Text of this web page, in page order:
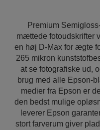
Premium
mættede fotoudskrifter
en høj D-Max for ægte
265 mikron
at se fotografiske ud,
brug med alle Epson-
medier fra Epson er
den bedst mulige
leverer Epson
stort farverum giver